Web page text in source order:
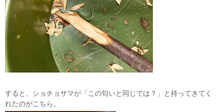
すると、ショチョサマが「この匂いと同じでは？」と持ってきてく
れたのがこちら。